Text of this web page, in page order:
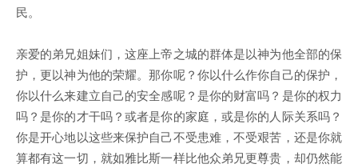
民。
亲爱的弟兄姐妹们，这座上帝之城的群体是以神为他全部的保
护，更以神为他的荣耀。那你呢？你以什么作你自己的保护，
你以什么来建立自己的安全感呢？是你的财富吗？是你的权力
吗？是你的才干吗？或者是你的家庭，或是你的人际关系吗？
你是开心地以这些来保护自己不受患难，不受艰苦，还是你就
算都有这一切，就如雅比斯一样比他众弟兄更尊贵，却仍然能